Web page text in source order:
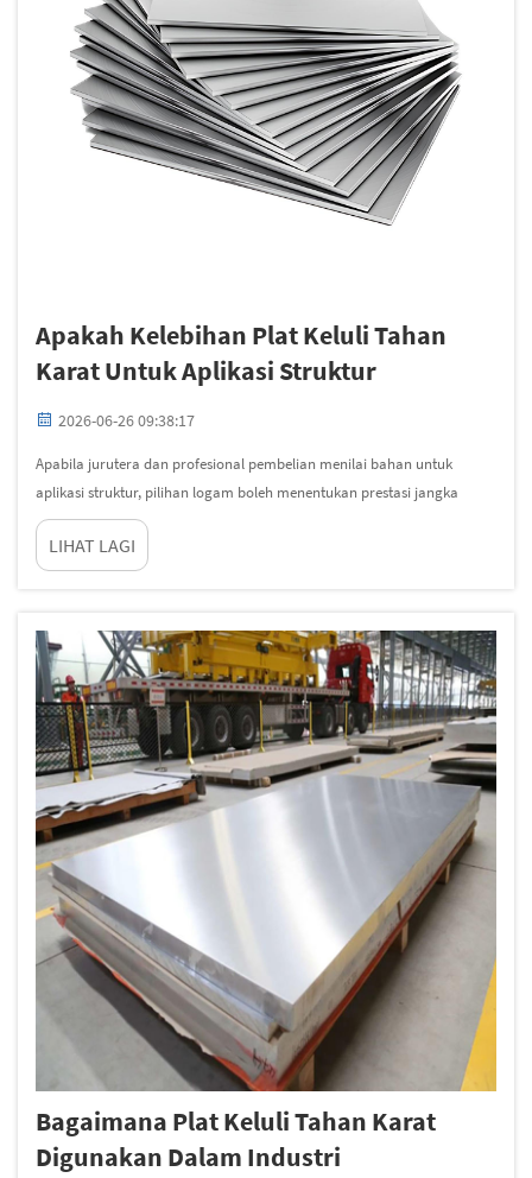
Apakah Kelebihan Plat Keluli Tahan
Karat Untuk Aplikasi Struktur
2026-06-26 09:38:17
Apabila jurutera dan profesional pembelian menilai bahan untuk
aplikasi struktur, pilihan logam boleh menentukan prestasi jangka
panjang, keselamatan, dan profil kos bagi keseluruhan projek. Antara
banyak pilihan yang tersedia, keluli tahan karat pl...
LIHAT LAGI
Bagaimana Plat Keluli Tahan Karat
Digunakan Dalam Industri